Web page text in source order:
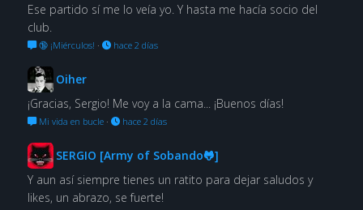
Ese partido sí me lo veía yo. Y hasta me hacía socio del
club.
🔞 ¡Miérculos! · hace 2 días
Oiher
¡Gracias, Sergio! Me voy a la cama... ¡Buenos días!
Mi vida en bucle· hace 2 días
SERGIO [Army of Sobando🐸]
Y aun así siempre tienes un ratito para dejar saludos y
likes, un abrazo, se fuerte!